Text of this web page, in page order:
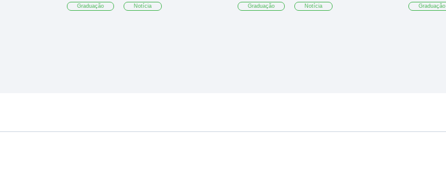
Graduação Notícia Graduação Notícia Graduação